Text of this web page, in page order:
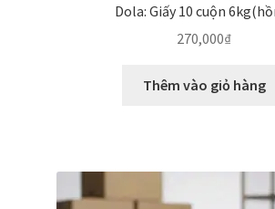
Dola: Giấy 10 cuộn
270,000₫
Thêm vào giỏ hàng